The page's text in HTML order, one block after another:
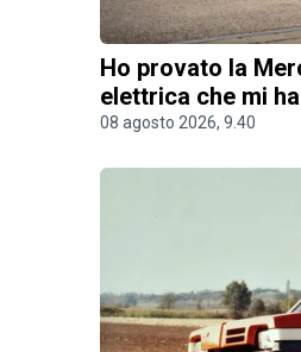
Ho provato la
elettrica che mi
08 agosto 2026, 9.40